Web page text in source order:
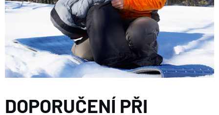
DOPORUČENÍ PŘI